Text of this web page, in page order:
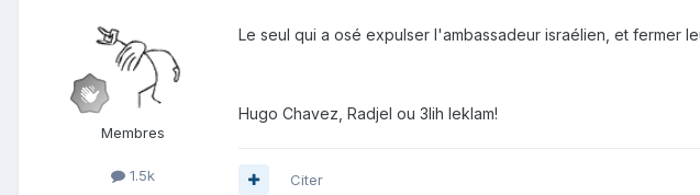
Membres
1.5k
Le seul qui a osé expulser l'ambassadeur israélien, et fermer
Hugo Chavez, Radjel ou 3lih leklam!
Citer